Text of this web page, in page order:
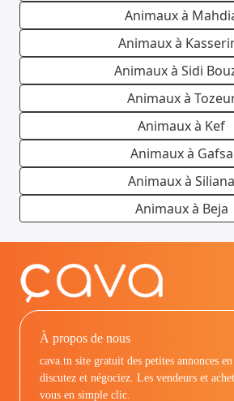
Animaux à
Animaux à
Animaux à Sidi
Animaux à
Animaux à Kef
Animaux à Gafsa
Animaux à Siliana
Animaux à Beja
À propos de nous
cava.tn site gratuit des petites annonces
discutez et négociez. Les vendeurs et
vous en simple clic.